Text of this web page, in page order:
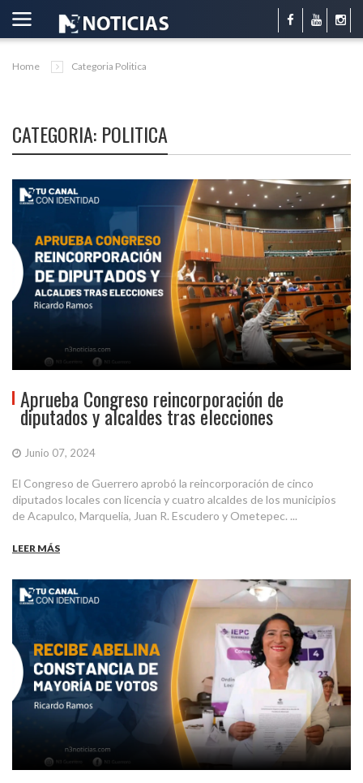
Home Categoria Politica
CATEGORIA: POLITICA
Aprueba Congreso reincorporación de
diputados y alcaldes tras elecciones
Junio 07, 2024
El Congreso de Guerrero aprobó la reincorporación de cinco
diputados locales con licencia y cuatro alcaldes de los municipios
de Acapulco, Marquelia, Juan R. Escudero y Ometepec. ...
LEER MÁS